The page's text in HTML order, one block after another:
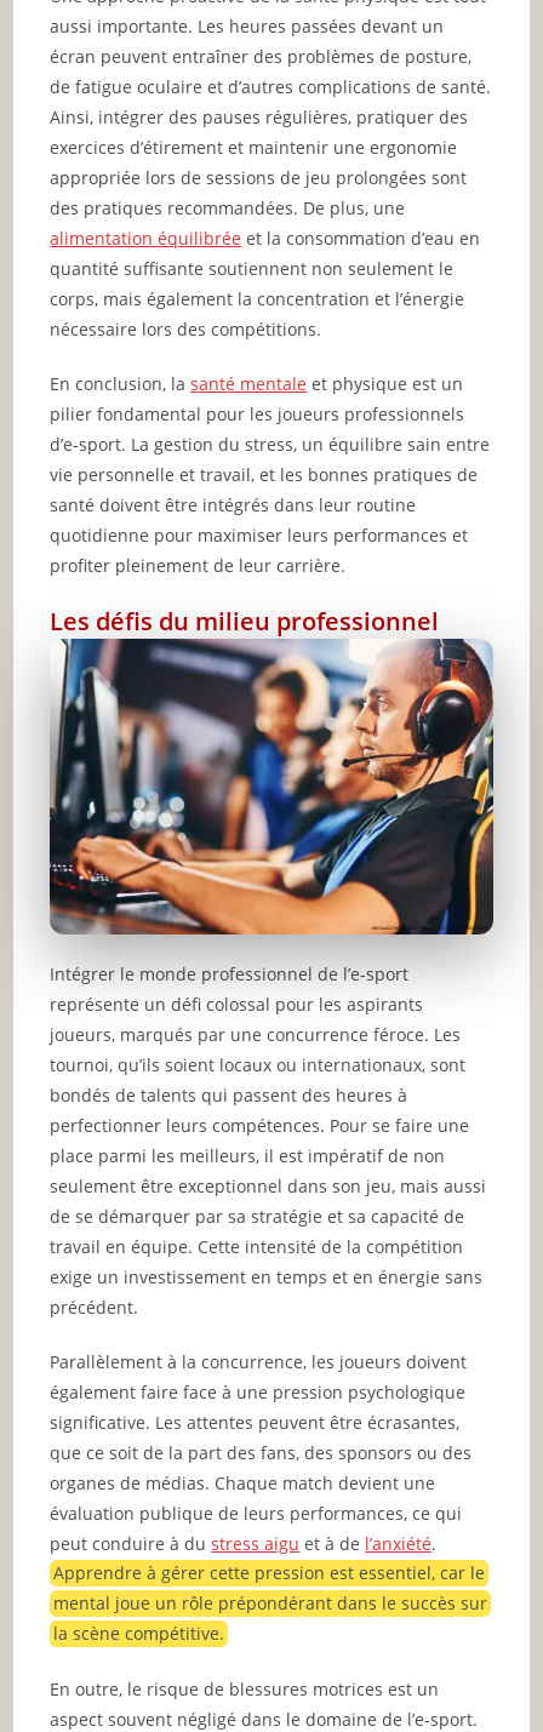
aussi importante. Les heures passées devant un
écran peuvent entraîner des problèmes de posture,
de fatigue oculaire et d’autres complications de santé.
Ainsi, intégrer des pauses régulières, pratiquer des
exercices d’étirement et maintenir une ergonomie
appropriée lors de sessions de jeu prolongées sont
des pratiques recommandées. De plus, une
alimentation équilibrée et la consommation d’eau en
quantité suffisante soutiennent non seulement le
corps, mais également la concentration et l’énergie
nécessaire lors des compétitions.
En conclusion, lasanté mentale et physique est un
pilier fondamental pour les joueurs professionnels
d’e-sport. La gestion du stress, un équilibre sain entre
vie personnelle et travail, et les bonnes pratiques de
santé doivent être intégrés dans leur routine
quotidienne pour maximiser leurs performances et
profiter pleinement de leur carrière.
Les défis du milieu professionnel
Intégrer le monde professionnel de l’e-sport
représente un défi colossal pour les aspirants
joueurs, marqués par une concurrence féroce. Les
tournoi, qu’ils soient locaux ou internationaux, sont
bondés de talents qui passent des heures à
perfectionner leurs compétences. Pour se faire une
place parmi les meilleurs, il est impératif de non
seulement être exceptionnel dans son jeu, mais aussi
de se démarquer par sa stratégie et sa capacité de
travail en équipe. Cette intensité de la compétition
exige un investissement en temps et en énergie sans
précédent.
Parallèlement à la concurrence, les joueurs doivent
également faire face à une pression psychologique
significative. Les attentes peuvent être écrasantes,
que ce soit de la part des fans, des sponsors ou des
organes de médias. Chaque match devient une
évaluation publique de leurs performances, ce qui
peut conduire à dustress aigu et à de l’anxiété.
Apprendre à gérer cette pression est essentiel, car le
mental joue un rôle prépondérant dans le succès sur
la scène compétitive.
En outre, le risque de blessures motrices est un
aspect souvent négligé dans le domaine de l’e-sport.